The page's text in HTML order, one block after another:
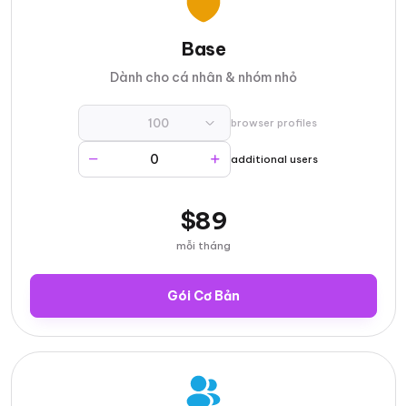
Base
Dành cho cá nhân & nhóm nhỏ
100 browser profiles
additional users
$89
mỗi tháng
Gói Cơ Bản